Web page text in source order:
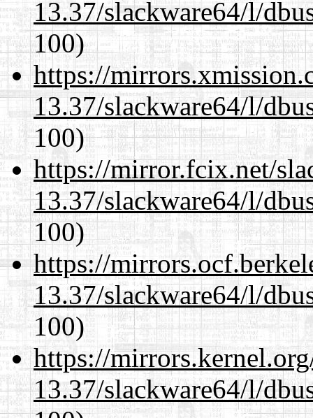
13.37/slackware64/l/
100)
https://
13.37/slackware64/l/
100)
https://mirror.fcix.net/
13.37/slackware64/l/
100)
https://
13.37/slackware64/l/
100)
https://
13.37/slackware64/l/